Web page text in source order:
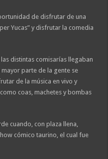
de disfrutar de una
Yucas” y disfrutar la comedia
distintas comisarías llegaban
parte de la gente se
de la música en vivo y
coas, machetes y bombas
cuando, con plaza llena,
cómico taurino, el cual fue